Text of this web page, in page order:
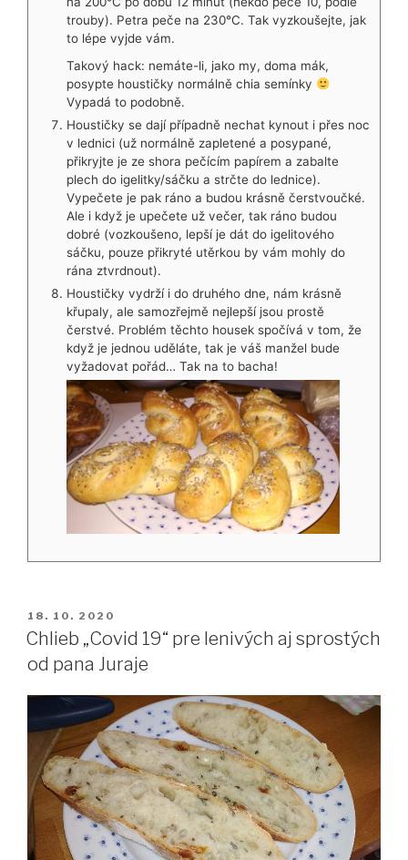
trouby). Petra peče na 230°C. Tak vyzkoušejte, jak
to lépe vyjde vám.
Takový hack: nemáte-li, jako my, doma mák,
posypte houstičky normálně chia semínky
Vypadá to podobně.
Houstičky se dají případně nechat kynout i přes noc
v lednici (už normálně zapletené a posypané,
přikryjte je ze shora pečícím papírem a zabalte
plech do igelitky/sáčku a strčte do lednice).
Vypečete je pak ráno a budou krásně čerstvoučké.
Ale i když je upečete už večer, tak ráno budou
dobré (vozkoušeno, lepší je dát do igelitového
sáčku, pouze přikryté utěrkou by vám mohly do
rána ztvrdnout).
Houstičky vydrží i do druhého dne, nám krásně
křupaly, ale samozřejmě nejlepší jsou prostě
čerstvé. Problém těchto housek spočívá v tom, že
když je jednou uděláte, tak je váš manžel bude
vyžadovat pořád… Tak na to bacha!
PUBLIKOVÁNO
18. 10. 2020
Chlieb „Covid 19“ pre lenivých aj sprostých
od pana Juraje